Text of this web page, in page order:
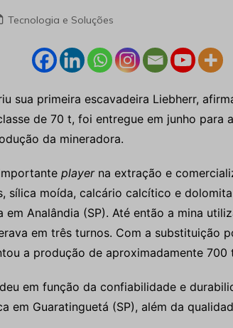
Tecnologia e Soluções
sua primeira escavadeira Liebherr,
de 70 t, foi entregue em junho para
da mineradora.
playerna extração e
sílica moída, calcário calcítico e
Analândia (SP). Até então a mina
em três turnos. Com a substituição
a produção de aproximadamente 700
em função da confiabilidade e
em Guaratinguetá (SP), além da